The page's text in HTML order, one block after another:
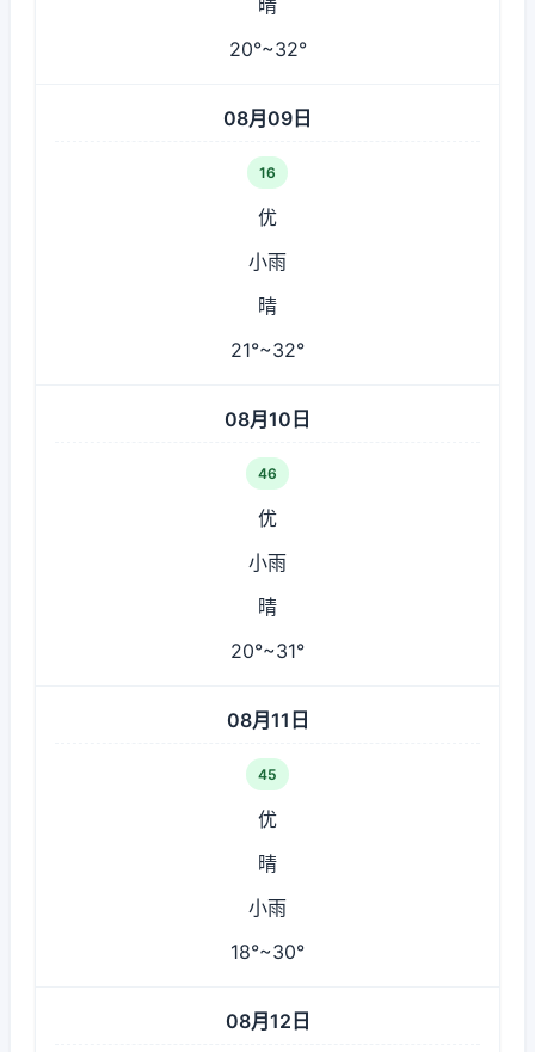
晴
20°~32°
08月09日
16
优
小雨
晴
21°~32°
08月10日
46
优
小雨
晴
20°~31°
08月11日
45
优
晴
小雨
18°~30°
08月12日